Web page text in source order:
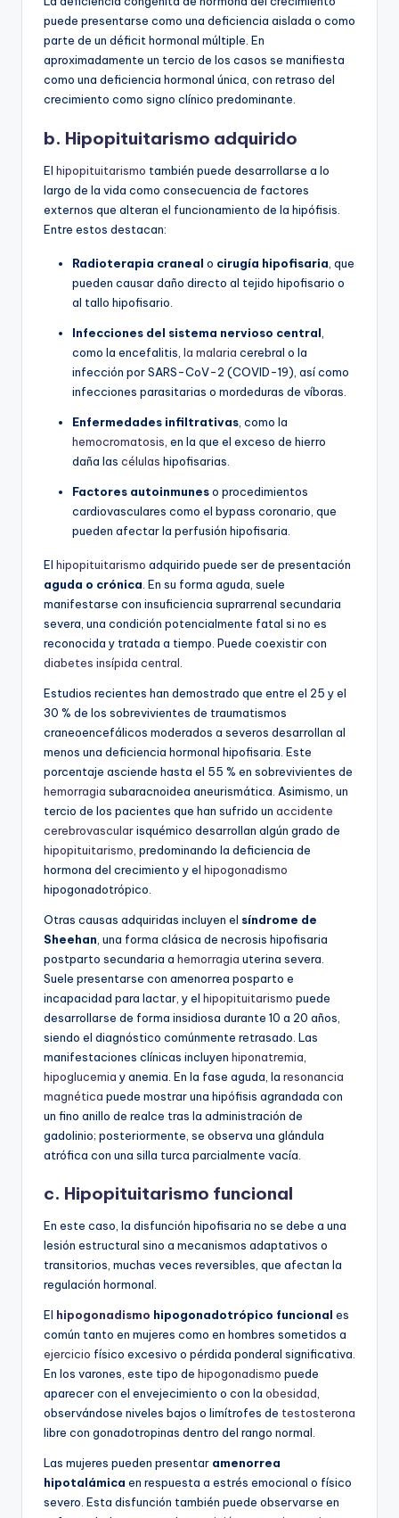
puede presentarse como una deficiencia aislada o como
parte de un déficit hormonal múltiple. En
aproximadamente un tercio de los casos se manifiesta
como una deficiencia hormonal única, con retraso del
crecimiento como signo clínico predominante.
b. Hipopituitarismo adquirido
El hipopituitarismo también puede desarrollarse a lo
largo de la vida como consecuencia de factores
externos que alteran el funcionamiento de la hipófisis.
Entre estos destacan:
Radioterapia craneal o cirugía hipofisaria , que
pueden causar daño directo al tejido hipofisario o
al tallo hipofisario.
Infecciones del sistema nervioso central
como la encefalitis, la malaria cerebral o la
infección por SARS-CoV-2 (COVID-19), así como
infecciones parasitarias o mordeduras de víboras.
Enfermedades infiltrativas , como la
hemocromatosis , en la que el exceso de hierro
daña las células hipofisarias.
Factores autoinmuneso procedimientos
cardiovasculares como el bypass coronario, que
pueden afectar la perfusión hipofisaria.
El hipopituitarismo adquirido puede ser de presentación
aguda o crónica . En su forma aguda, suele
manifestarse con insuficiencia suprarrenal secundaria
severa, una condición potencialmente fatal si no es
reconocida y tratada a tiempo. Puede coexistir con
diabetes insípida central
Estudios recientes han demostrado que entre el 25 y el
30 % de los sobrevivientes de traumatismos
craneoencefálicos moderados a severos desarrollan al
menos una deficiencia hormonal hipofisaria. Este
porcentaje asciende hasta el 55 % en sobrevivientes de
hemorragia subaracnoidea aneurismática. Asimismo, un
tercio de los pacientes que han sufrido un accidente
cerebrovascularisquémico desarrollan algún grado de
hipopituitarismo , predominando la deficiencia de
hormona del crecimiento y el hipogonadismo
hipogonadotrópico.
Otras causas adquiridas incluyen el síndrome de
Sheehan , una forma clásica de necrosis hipofisaria
postparto secundaria a hemorragia uterina severa.
Suele presentarse con amenorrea posparto e
incapacidad para lactar, y el hipopituitarismo puede
desarrollarse de forma insidiosa durante 10 a 20 años,
siendo el diagnóstico comúnmente retrasado. Las
manifestaciones clínicas incluyen hiponatremia
hipoglucemia y anemia. En la fase aguda, la resonancia
magnética puede mostrar una hipófisis agrandada con
un fino anillo de realce tras la administración de
gadolinio; posteriormente, se observa una glándula
atrófica con una silla turca parcialmente vacía.
c. Hipopituitarismo funcional
En este caso, la disfunción hipofisaria no se debe a una
lesión estructural sino a mecanismos adaptativos o
transitorios, muchas veces reversibles, que afectan la
regulación hormonal.
El hipogonadismo hipogonadotrópico funcional es
común tanto en mujeres como en hombres sometidos a
ejercicio físico excesivo o pérdida ponderal significativa.
En los varones, este tipo de hipogonadismo puede
aparecer con el envejecimiento o con la obesidad
observándose niveles bajos o limítrofes de testosterona
libre con gonadotropinas dentro del rango normal.
Las mujeres pueden presentar amenorrea
hipotalámica en respuesta a estrés emocional o físico
severo. Esta disfunción también puede observarse en